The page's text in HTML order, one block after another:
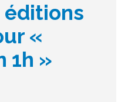
éditions
«
1h »